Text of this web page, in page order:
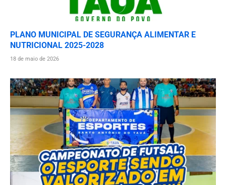
PLANO MUNICIPAL DE SEGURANÇA ALIMENTAR E
NUTRICIONAL 2025-2028
18 de maio de 2026